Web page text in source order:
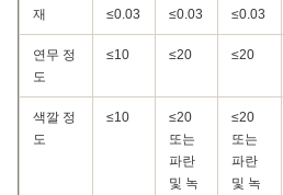
재 ≤0.03 ≤0.03 ≤0.03
연무 정
도
≤10 ≤20 ≤20
색깔 정
도
≤10
≤20
또는
파란
및 녹
≤20
또는
파란
및 녹